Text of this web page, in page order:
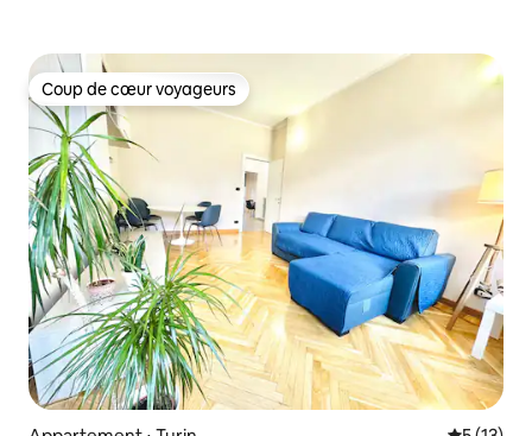
Coup de cœur voyageurs
Coup de cœur voyageurs